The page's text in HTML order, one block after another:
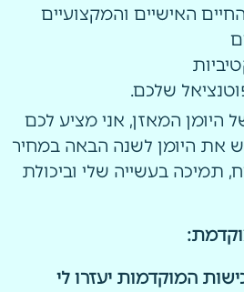
האישיים והמקצועיים
שלכם.
היומן המאזן, אני מציע לכם
את היומן לשנה הבאה במחיר
תמיכה בעשייה שלי וביכולת
המוקדמות יעזרו לי